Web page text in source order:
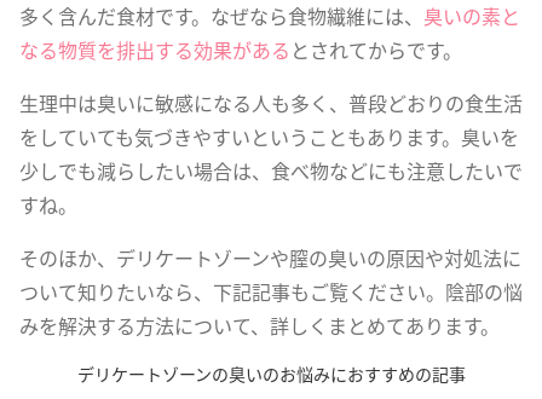
多く含んだ食材です。なぜなら食物繊維には、 臭いの素と
なる物質を排出する効果がある とされてからです。
生理中は臭いに敏感になる人も多く、普段どおりの食生活
をしていても気づきやすいということもあります。臭いを
少しでも減らしたい場合は、食べ物などにも注意したいで
すね。
そのほか、デリケートゾーンや膣の臭いの原因や対処法に
ついて知りたいなら、下記記事もご覧ください。陰部の悩
みを解決する方法について、詳しくまとめてあります。
デリケートゾーンの臭いのお悩みにおすすめの記事